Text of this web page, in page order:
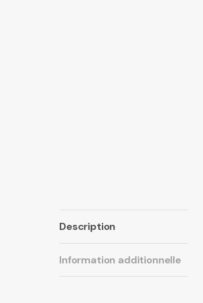
Description
Information additionnelle